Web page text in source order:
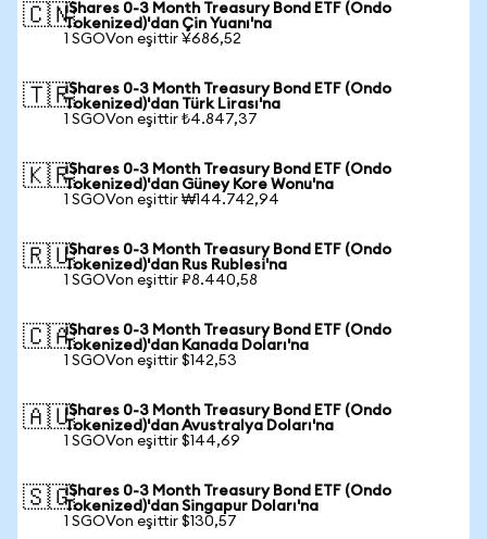
🇨🇳iShares 0-3 Month Treasury Bond ETF (Ondo
Tokenized)'dan Çin Yuanı'na
1 SGOVon eşittir ¥686,52
🇹🇷iShares 0-3 Month Treasury Bond ETF (Ondo
Tokenized)'dan Türk Lirası'na
1 SGOVon eşittir ₺4.847,37
🇰🇷iShares 0-3 Month Treasury Bond ETF (Ondo
Tokenized)'dan Güney Kore Wonu'na
1 SGOVon eşittir ₩144.742,94
🇷🇺iShares 0-3 Month Treasury Bond ETF (Ondo
Tokenized)'dan Rus Rublesi'na
1 SGOVon eşittir ₽8.440,58
🇨🇦iShares 0-3 Month Treasury Bond ETF (Ondo
Tokenized)'dan Kanada Doları'na
1 SGOVon eşittir $142,53
🇦🇺iShares 0-3 Month Treasury Bond ETF (Ondo
Tokenized)'dan Avustralya Doları'na
1 SGOVon eşittir $144,69
🇸🇬iShares 0-3 Month Treasury Bond ETF (Ondo
Tokenized)'dan Singapur Doları'na
1 SGOVon eşittir $130,57